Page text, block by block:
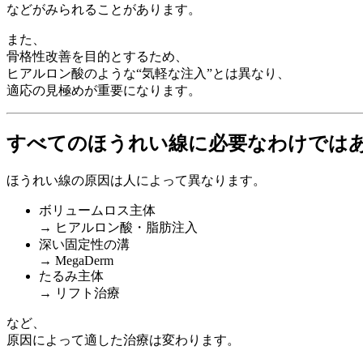
などがみられることがあります。
また、
骨格性改善を目的とするため、
ヒアルロン酸のような“気軽な注入”とは異なり、
適応の見極めが重要になります。
すべてのほうれい線に必要なわけでは
ほうれい線の原因は人によって異なります。
ボリュームロス主体
→ ヒアルロン酸・脂肪注入
深い固定性の溝
→ MegaDerm
たるみ主体
→ リフト治療
など、
原因によって適した治療は変わります。